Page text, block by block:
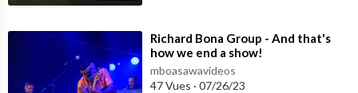
⁣Richard Bona Group - And that's
how we end a show!
mboasawavideos
47 Vues · 07/26/23